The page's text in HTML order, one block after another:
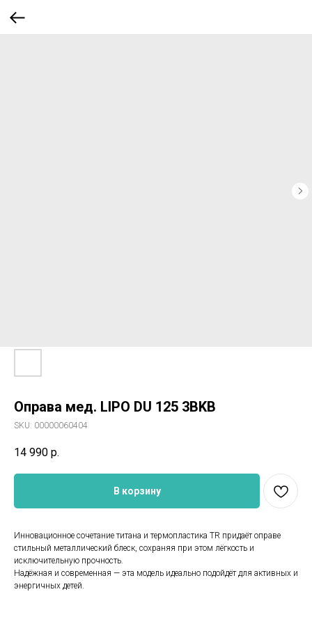
Оправа мед. LIPO DU 125 3BKB
SKU: 00000060404
14 990 р.
В корзину
Инновационное сочетание титана и термопластика TR придаёт оправе
стильный металлический блеск, сохраняя при этом лёгкость и
исключительную прочность.
Надёжная и современная — эта модель идеально подойдёт для активных и
энергичных детей.